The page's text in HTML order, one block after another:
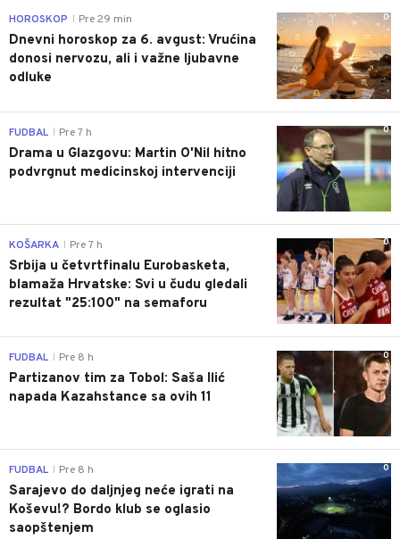
0
HOROSKOP Pre 29 min
Dnevni horoskop za 6. avgust: Vrućina
donosi nervozu, ali i važne ljubavne
odluke
0
FUDBAL Pre 7 h
Drama u Glazgovu: Martin O'Nil hitno
podvrgnut medicinskoj intervenciji
0
KOŠARKA Pre 7 h
Srbija u četvrtfinalu Eurobasketa,
blamaža Hrvatske: Svi u čudu gledali
rezultat "25:100" na semaforu
0
FUDBAL Pre 8 h
Partizanov tim za Tobol: Saša Ilić
napada Kazahstance sa ovih 11
0
FUDBAL Pre 8 h
Sarajevo do daljnjeg neće igrati na
Koševu!? Bordo klub se oglasio
saopštenjem